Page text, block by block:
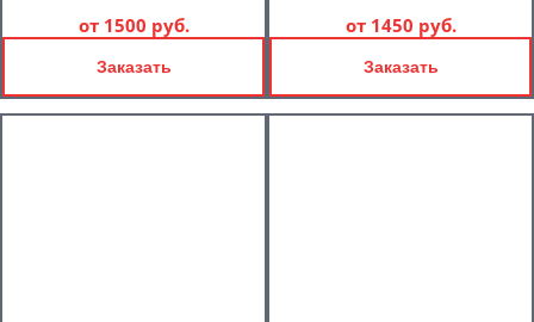
от 1500 руб.
Заказать
от 1450 руб.
Заказать